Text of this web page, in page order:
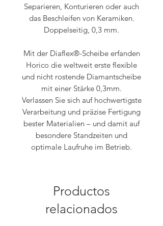
Separieren, Konturieren oder auch
das Beschleifen von Keramiken.
Doppelseitig, 0,3 mm.
Mit der Diaflex®-Scheibe erfanden
Horico die weltweit erste flexible
und nicht rostende Diamantscheibe
mit einer Stärke 0,3mm.
Verlassen Sie sich auf hochwertigste
Verarbeitung und präzise Fertigung
bester Materialien – und damit auf
besondere Standzeiten und
optimale Laufruhe im Betrieb.
Productos
relacionados